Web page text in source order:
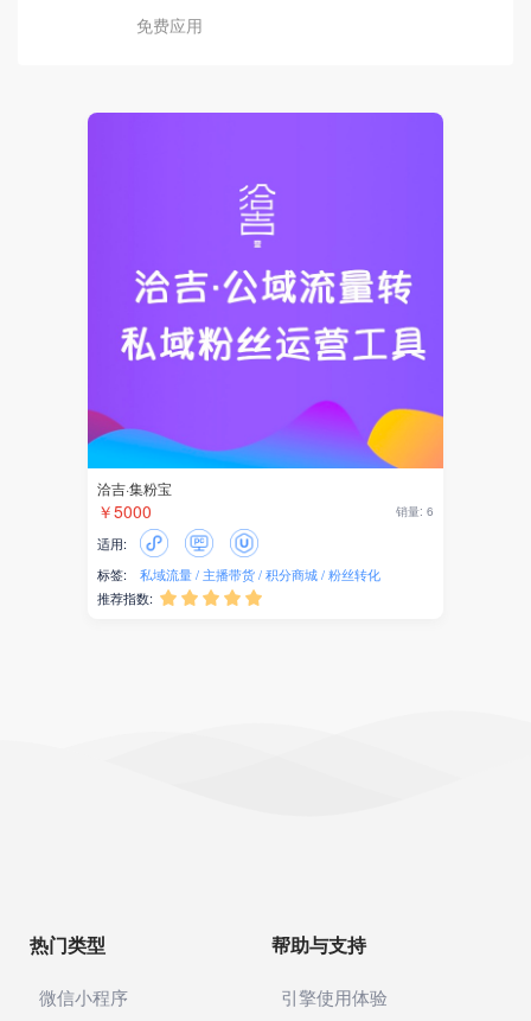
免费应用
洽吉·集粉宝
￥5000 销量: 6
适用:
标签:
私域流量 主播带货 积分商城 粉丝转化
推荐指数:     
热门类型
微信小程序
帮助与支持
引擎使用体验